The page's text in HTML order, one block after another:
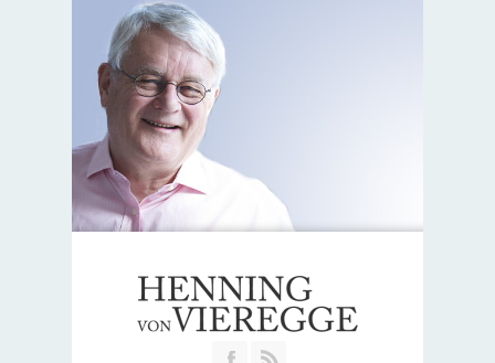
Join our Facebook Group